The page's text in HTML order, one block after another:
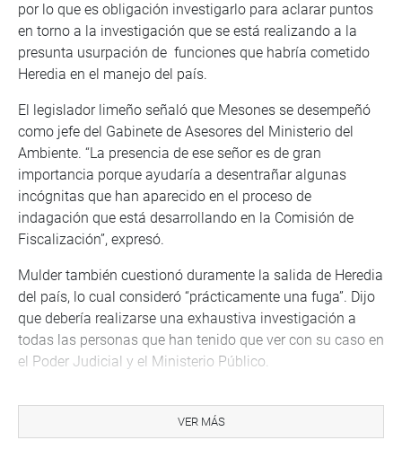
por lo que es obligación investigarlo para aclarar puntos
en torno a la investigación que se está realizando a la
presunta usurpación de funciones que habría cometido
Heredia en el manejo del país.
El legislador limeño señaló que Mesones se desempeñó
como jefe del Gabinete de Asesores del Ministerio del
Ambiente. “La presencia de ese señor es de gran
importancia porque ayudaría a desentrañar algunas
incógnitas que han aparecido en el proceso de
indagación que está desarrollando en la Comisión de
Fiscalización”, expresó.
Mulder también cuestionó duramente la salida de Heredia
del país, lo cual consideró “prácticamente una fuga”. Dijo
que debería realizarse una exhaustiva investigación a
todas las personas que han tenido que ver con su caso en
el Poder Judicial y el Ministerio Público.
el hecho”. Adelantó que la bancada de Acción Popular
presentará una moción ante el Pleno solicitando a la FAO
VER MÁS